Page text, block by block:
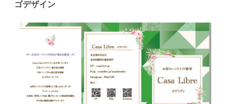
ゴデザイン